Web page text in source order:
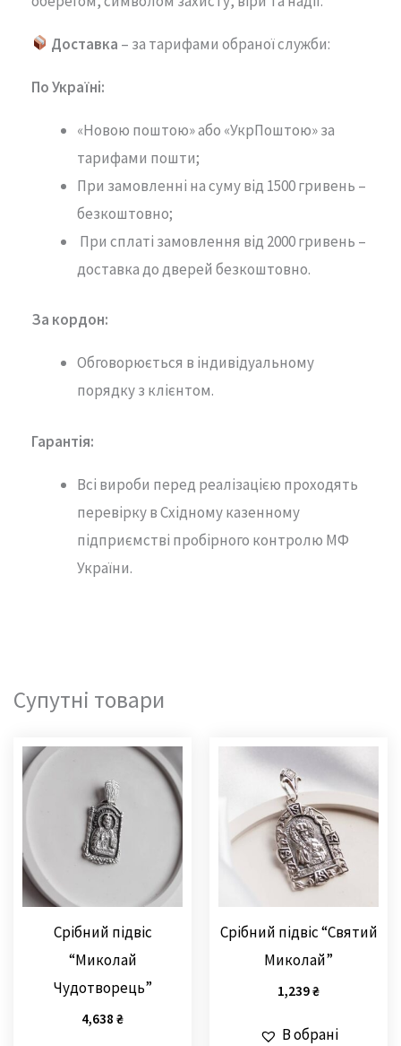
Доставка – за тарифами обраної служби:
По Україні:
«Новою поштою» або «УкрПоштою» за
тарифами пошти;
При замовленні на суму від 1500 гривень –
безкоштовно;
При сплаті замовлення від 2000 гривень –
доставка до дверей безкоштовно.
За кордон:
Обговорюється в індивідуальному
порядку з клієнтом.
Гарантія:
Всі вироби перед реалізацією проходять
перевірку в Східному казенному
підприємстві пробірного контролю МФ
України.
Супутні товари
Срібний підвіс
“Миколай
Чудотворець”
4,638 ₴
Срібний підвіс “Святий
Миколай”
1,239₴
В обрані